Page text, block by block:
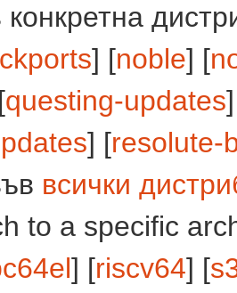
] [noble] [
questing-updates
] [resolute-
всички
to a specific
] [riscv64] [